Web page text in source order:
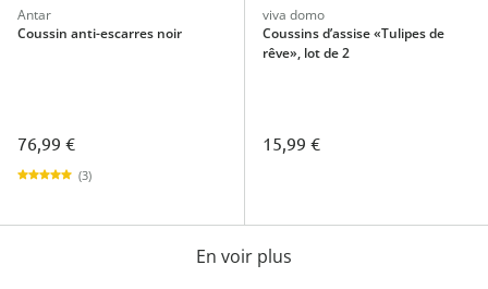
Antar
Coussin anti-escarres noir
76,99 €
(3)
viva domo
Coussins d’assise «Tulipes de
rêve», lot de 2
15,99 €
En voir plus